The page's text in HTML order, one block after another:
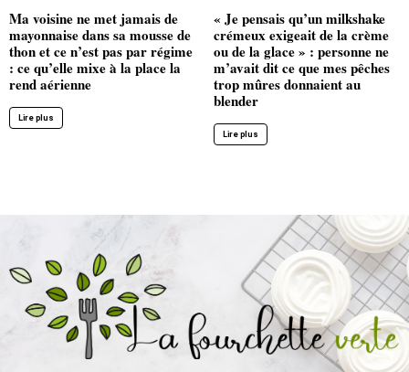
Ma voisine ne met jamais de
mayonnaise dans sa mousse de
thon et ce n’est pas par régime
: ce qu’elle mixe à la place la
rend aérienne
Lire plus
« Je pensais qu’un milkshake
crémeux exigeait de la crème
ou de la glace » : personne ne
m’avait dit ce que mes pêches
trop mûres donnaient au
blender
Lire plus